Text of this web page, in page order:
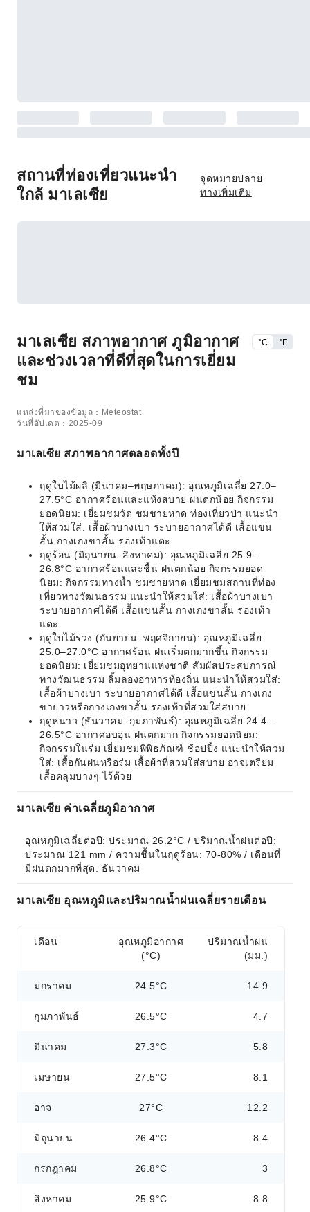
สถานที่ท่องเที่ยวแนะนำ
ใกล้ มาเลเซีย
จุดหมายปลาย
ทางเพิ่มเติม
มาเลเซีย สภาพอากาศ ภูมิอากาศ
และช่วงเวลาที่ดีที่สุดในการเยี่ยม
ชม
°C °F
แหล่งที่มาของข้อมูล：Meteostat
วันที่อัปเดต：2025-09
มาเลเซีย สภาพอากาศตลอดทั้งปี
ฤดูใบไม้ผลิ (มีนาคม–พฤษภาคม): อุณหภูมิเฉลี่ย 27.0–
27.5°C อากาศร้อนและแห้งสบาย ฝนตกน้อย กิจกรรม
ยอดนิยม: เยี่ยมชมวัด ชมชายหาด ท่องเที่ยวป่า แนะนำ
ให้สวมใส่: เสื้อผ้าบางเบา ระบายอากาศได้ดี เสื้อแขน
สั้น กางเกงขาสั้น รองเท้าแตะ
ฤดูร้อน (มิถุนายน–สิงหาคม): อุณหภูมิเฉลี่ย 25.9–
26.8°C อากาศร้อนและชื้น ฝนตกน้อย กิจกรรมยอด
นิยม: กิจกรรมทางน้ำ ชมชายหาด เยี่ยมชมสถานที่ท่อง
เที่ยวทางวัฒนธรรม แนะนำให้สวมใส่: เสื้อผ้าบางเบา
ระบายอากาศได้ดี เสื้อแขนสั้น กางเกงขาสั้น รองเท้า
แตะ
ฤดูใบไม้ร่วง (กันยายน–พฤศจิกายน): อุณหภูมิเฉลี่ย
25.0–27.0°C อากาศร้อน ฝนเริ่มตกมากขึ้น กิจกรรม
ยอดนิยม: เยี่ยมชมอุทยานแห่งชาติ สัมผัสประสบการณ์
ทางวัฒนธรรม ลิ้มลองอาหารท้องถิ่น แนะนำให้สวมใส่:
เสื้อผ้าบางเบา ระบายอากาศได้ดี เสื้อแขนสั้น กางเกง
ขายาวหรือกางเกงขาสั้น รองเท้าที่สวมใส่สบาย
ฤดูหนาว (ธันวาคม–กุมภาพันธ์): อุณหภูมิเฉลี่ย 24.4–
26.5°C อากาศอบอุ่น ฝนตกมาก กิจกรรมยอดนิยม:
กิจกรรมในร่ม เยี่ยมชมพิพิธภัณฑ์ ช้อปปิ้ง แนะนำให้สวม
ใส่: เสื้อกันฝนหรือร่ม เสื้อผ้าที่สวมใส่สบาย อาจเตรียม
เสื้อคลุมบางๆ ไว้ด้วย
มาเลเซีย ค่าเฉลี่ยภูมิอากาศ
อุณหภูมิเฉลี่ยต่อปี: ประมาณ 26.2°C / ปริมาณน้ำฝนต่อปี:
ประมาณ 121 mm / ความชื้นในฤดูร้อน: 70-80% / เดือนที่
มีฝนตกมากที่สุด: ธันวาคม
มาเลเซีย อุณหภูมิและปริมาณน้ำฝนเฉลี่ยรายเดือน
เดือน
อุณหภูมิอากาศ
(°C)
ปริมาณน้ำฝน
(มม.)
มกราคม 24.5°C 14.9
กุมภาพันธ์ 26.5°C 4.7
มีนาคม 27.3°C 5.8
เมษายน 27.5°C 8.1
อาจ 27°C 12.2
มิถุนายน 26.4°C 8.4
กรกฎาคม 26.8°C 3
สิงหาคม 25.9°C 8.8